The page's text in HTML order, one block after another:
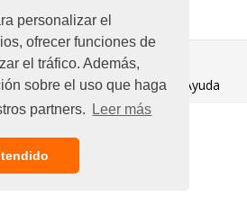
personalizar el
ofrecer funciones de
el tráfico. Además,
sobre el uso que haga
partners.
Leer más
Aviso legal/ Ayuda